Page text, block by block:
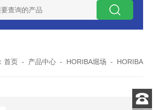
K-0.4-C01-Q69全新！！TORAY东丽
首页 - 产品中心 - HORIBA堀场 - HORIBA